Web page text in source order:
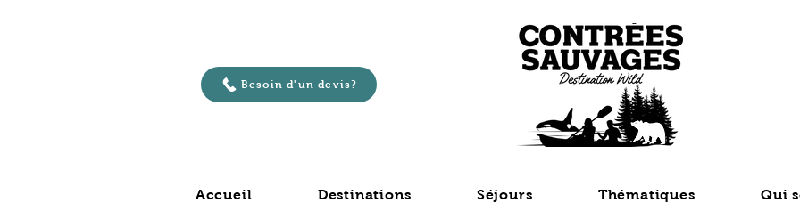
Besoin d'un devis?
Accueil Destinations Séjours Thématiques Qui